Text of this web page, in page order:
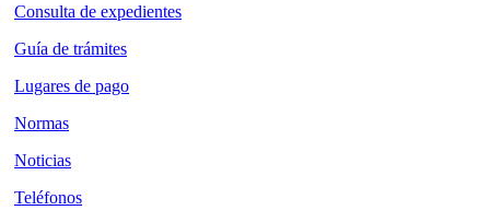
Consulta de expedientes
Guía de trámites
Lugares de pago
Normas
Noticias
Teléfonos